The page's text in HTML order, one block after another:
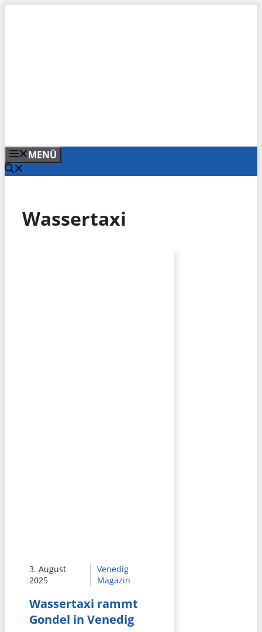
MENÜ
Wassertaxi
3. August
2025
Venedig
Magazin
Wassertaxi rammt
Gondel in Venedig